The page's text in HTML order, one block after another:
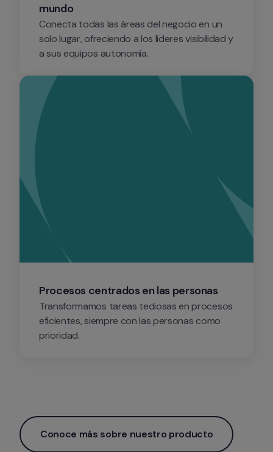
mundo
Conecta todas las áreas del negocio en un
solo lugar, ofreciendo a los líderes visibilidad y
a sus equipos autonomía.
Procesos centrados en las personas
Transformamos tareas tediosas en procesos
eficientes, siempre con las personas como
prioridad.
Conoce más sobre nuestro producto